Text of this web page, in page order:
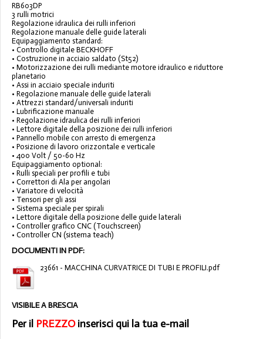
RB603DP
3 rulli motrici
Regolazione idraulica dei rulli inferiori
Regolazione manuale delle guide laterali
Equipaggiamento standard:
• Controllo digitale BECKHOFF
• Costruzione in acciaio saldato (St52)
• Motorizzazione dei rulli mediante motore idraulico e riduttore
planetario
• Assi in acciaio speciale induriti
• Regolazione manuale delle guide laterali
• Attrezzi standard/universali induriti
• Lubrificazione manuale
• Regolazione idraulica dei rulli inferiori
• Lettore digitale della posizione dei rulli inferiori
• Pannello mobile con arresto di emergenza
• Posizione di lavoro orizzontale e verticale
• 400 Volt / 50-60 Hz
Equipaggiamento optional:
• Rulli speciali per profili e tubi
• Correttori di Ala per angolari
• Variatore di velocità
• Tensori per gli assi
• Sistema speciale per spirali
• Lettore digitale della posizione delle guide laterali
• Controller grafico CNC (Touchscreen)
• Controller CN (sistema teach)
DOCUMENTI IN PDF:
23661 - MACCHINA CURVATRICE DI TUBI E PROFILI.pdf
VISIBILE A BRESCIA
Per il PREZZOinserisci qui la tua e-mail